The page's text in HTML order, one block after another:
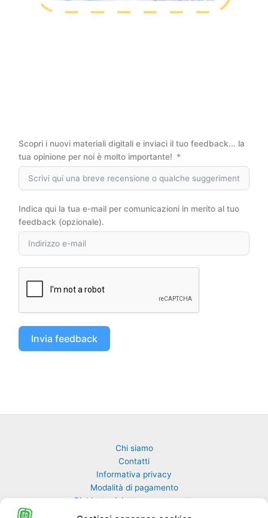
Scopri i nuovi materiali digitali e inviaci il tuo feedback... la
tua opinione per noi è molto importante!
Indica qui la tua e-mail per comunicazioni in merito al tuo
feedback (opzionale).
Invia feedback
Chi siamo
Contatti
Informativa privacy
Modalità di pagamento
Richiesta rivista non pervenuta
Richiedi una classe di GulliverEdu